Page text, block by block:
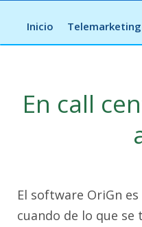
Inicio Telemarketing
En call
El software OriGn
cuando de lo que